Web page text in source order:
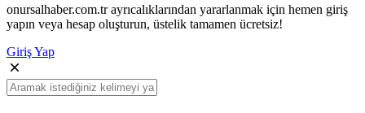
onursalhaber.com.tr ayrıcalıklarından yararlanmak için hemen giriş
yapın veya hesap oluşturun, üstelik tamamen ücretsiz!
Giriş Yap